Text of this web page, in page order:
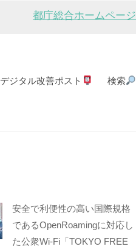
都庁総合ホームページ
デジタル改善ポスト 検索
安全で利便性の高い国際規格
であるOpenRoamingに対応し
た公衆Wi-Fi「TOKYO FREE